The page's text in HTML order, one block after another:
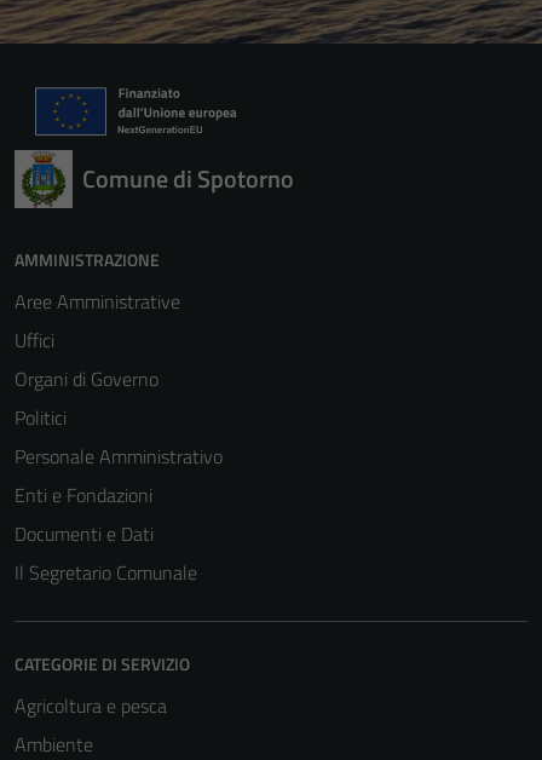
Comune di Spotorno
AMMINISTRAZIONE
Aree Amministrative
Uffici
Organi di Governo
Politici
Personale Amministrativo
Enti e Fondazioni
Documenti e Dati
Il Segretario Comunale
CATEGORIE DI SERVIZIO
Agricoltura e pesca
Ambiente